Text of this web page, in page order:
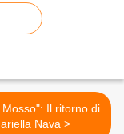
Mosso": Il ritorno di
Mariella Nava >